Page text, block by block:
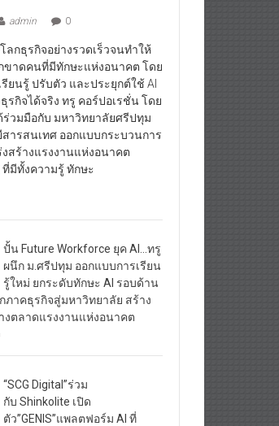
admin 0
ลกธุรกิจอย่างรวดเร็วจนทำให้
ขาดคนที่มีทักษะแห่งอนาคต โดย
ยนรู้ ปรับตัว และประยุกต์ใช้ AI
รกิจได้จริง ทรู คอร์ปอเรชั่น โดย
ร่วมมือกับ มหาวิทยาลัยศรีปทุม
ารสนเทศ ออกแบบกระบวนการ
งสร้างแรงงานแห่งอนาคต
ที่มีทั้งความรู้ ทักษะ
ปั้น Future Workforce ยุค AI…ทรู
ผนึก ม.ศรีปทุม ออกแบบการเรียน
รู้ใหม่ ยกระดับทักษะ AI รอบด้าน
าคธุรกิจสู่มหาวิทยาลัย สร้าง
งตลาดแรงงานแห่งอนาคต
“SCG Digital”ร่วม
กับ Shinkolite เปิด
ตัว”GENIS”แพลตฟอร์ม AI ที่